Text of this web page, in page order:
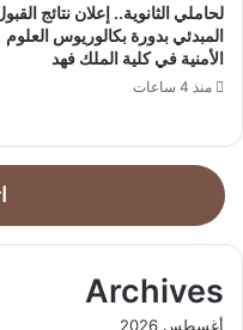
لحاملي الثانوية.. إعلان نتائج
المبدئي بدورة بكالوريوس العلوم
الأمنية في كلية الملك فهد
منذ 4 ساعات
Archives
أغسطس 2026